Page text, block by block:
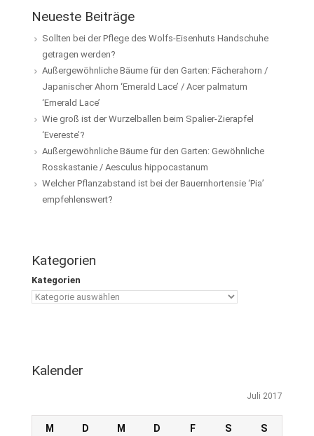
Neueste Beiträge
Sollten bei der Pflege des Wolfs-Eisenhuts Handschuhe
getragen werden?
Außergewöhnliche Bäume für den Garten: Fächerahorn /
Japanischer Ahorn ‘Emerald Lace’ / Acer palmatum
‘Emerald Lace’
Wie groß ist der Wurzelballen beim Spalier-Zierapfel
‘Evereste’?
Außergewöhnliche Bäume für den Garten: Gewöhnliche
Rosskastanie / Aesculus hippocastanum
Welcher Pflanzabstand ist bei der Bauernhortensie ‘Pia’
empfehlenswert?
Kategorien
Kategorien
Kalender
Juli 2017
M D M D F S S